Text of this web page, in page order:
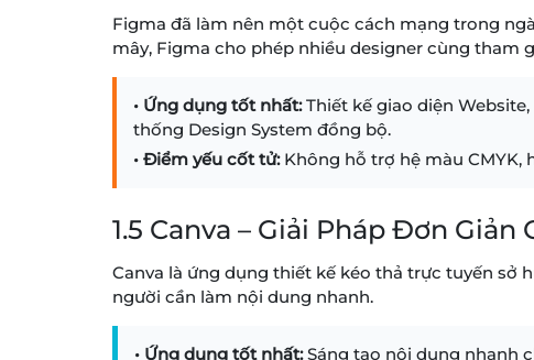
Figma đã làm nên một cuộc cách mạng trong
mây, Figma cho phép nhiều designer cùng
• Ứng dụng tốt nhất:Thiết kế giao diện
thống Design System đồng bộ.
• Điểm yếu cốt tử:Không hỗ trợ hệ màu CMYK,
1.5 Canva – Giải Pháp Đơn
Canva là ứng dụng thiết kế kéo thả trực tuyến sở
người cần làm nội dung nhanh.
• Ứng dụng tốt nhất:Sáng tạo nội dung nhanh